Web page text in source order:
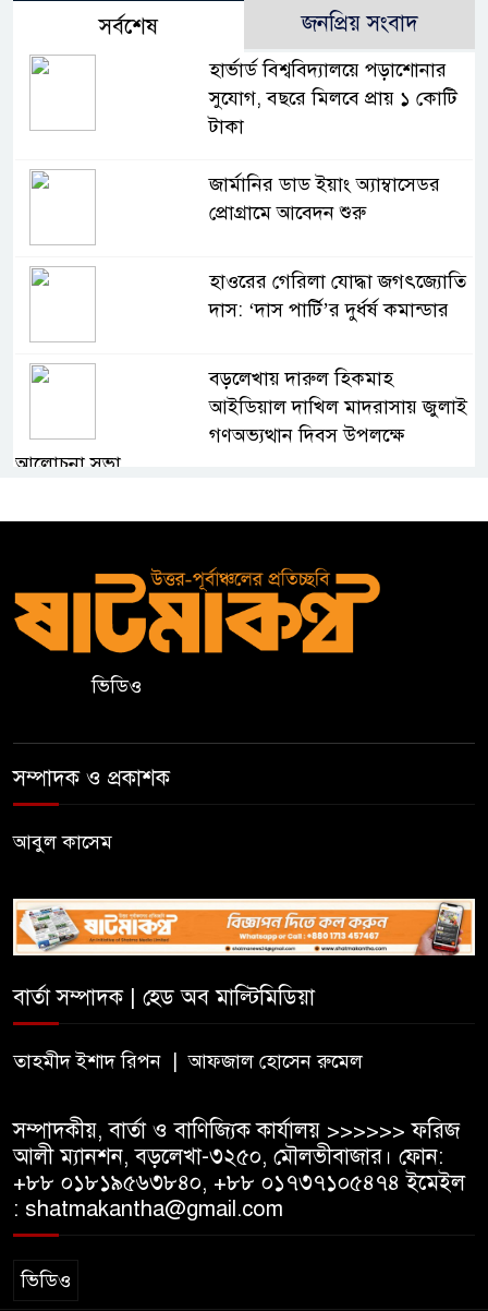
সর্বশেষ জনপ্রিয় সংবাদ
হার্ভার্ড বিশ্ববিদ্যালয়ে পড়াশোনার
সুযোগ, বছরে মিলবে প্রায় ১ কোটি
টাকা
জার্মানির ডাড ইয়াং অ্যাম্বাসেডর
প্রোগ্রামে আবেদন শুরু
হাওরের গেরিলা যোদ্ধা জগৎজ্যোতি
দাস: ‘দাস পার্টি’র দুর্ধর্ষ কমান্ডার
বড়লেখায় দারুল হিকমাহ
আইডিয়াল দাখিল মাদরাসায় জুলাই
গণঅভ্যত্থান দিবস উপলক্ষে
আলোচনা সভা
মৌলভীবাজারে খেলাফত মজলিসের
জুলাই গণঅভ্যুত্থানের প্রত্যাশা পূরণে
জাতীয় ঐক্য সুসংহত করার বিকল্প
কুলাউড়ায় জুলাই গণঅভ্যুত্থান দিবস
উপলক্ষে আলোচনা সভা ও পুরস্কার
বিতরণ
৪ঠা আগস্ট
ভিডিও
সম্পাদক ও প্রকাশক
আবুল কাসেম
বার্তা সম্পাদক | হেড অব মাল্টিমিডিয়া
তাহমীদ ইশাদ রিপন | আফজাল হোসেন রুমেল
সম্পাদকীয়, বার্তা ও বাণিজ্যিক কার্যালয় >>>>>> ফরিজ
আলী ম্যানশন, বড়লেখা-৩২৫০, মৌলভীবাজার। ফোন:
+৮৮ ০১৮১৯৫৬৩৮৪০, +৮৮ ০১৭৩৭১০৫৪৭৪ ইমেইল
: shatmakantha@gmail.com
ভিডিও